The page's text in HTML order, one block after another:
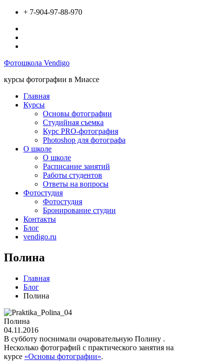
Перейти
содержимому
+ 7-904-97-88-970
Фотошкола Vendigo
курсы фотографии в Миассе
Главная
Курсы
Основы фотографии
Студийная съемка
Курс PRO-фотография
Photoshop для фотографа
О школе
О школе
Расписание занятий
Работы студентов
Ответы на вопросы
Фотостудия
Фотостудия
Бронирование студии
Контакты
Блог
vendigo.ru
Полина
Главная
Блог
Полина
Полина
04.11.2016
В субботу поснимали очаровательную Полину .
Несколько фотографий с практического занятия на
курсе «Основы фотографии».